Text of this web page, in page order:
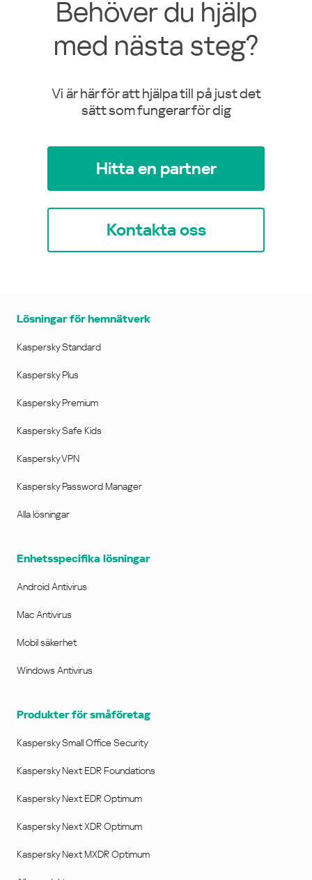
Behöver du hjälp
med nästa steg?
Vi är här för att hjälpa till på just det
sätt som fungerar för dig
Hitta en partner
Kontakta oss
Lösningar för hemnätverk
Kaspersky Standard
Kaspersky Plus
Kaspersky Premium
Kaspersky Safe Kids
Kaspersky VPN
Kaspersky Password Manager
Alla lösningar
Enhetsspecifika lösningar
Android Antivirus
Mac Antivirus
Mobil säkerhet
Windows Antivirus
Produkter för småföretag
Kaspersky Small Office Security
Kaspersky Next EDR Foundations
Kaspersky Next EDR Optimum
Kaspersky Next XDR Optimum
Kaspersky Next MXDR Optimum